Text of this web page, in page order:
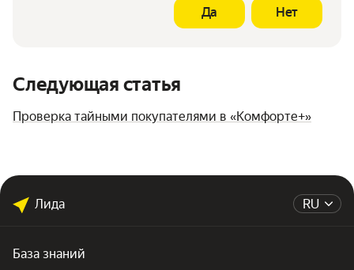
Да Нет
Следующая статья
Проверка тайными покупателями в «Комфорте+»
RU
Лида
База знаний